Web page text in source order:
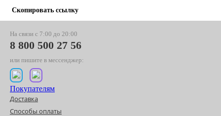
Скопировать ссылку
На связи с 7:00 до 20:00
8 800 500 27 56
или пишите в мессенджер:
Покупателям
Доставка
Способы оплаты